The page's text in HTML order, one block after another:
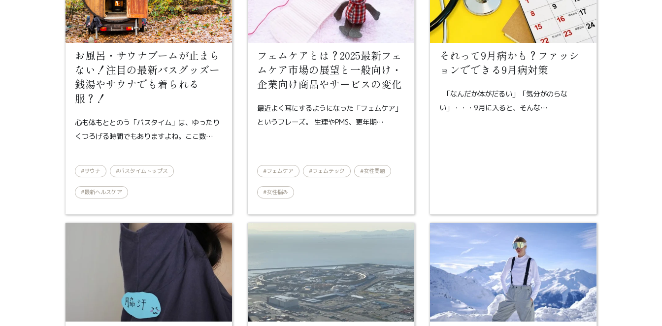
お風呂・サウナブームが止まら
ない！注目の最新バスグッズー
銭湯やサウナでも着られる
服？！
心も体もととのう「バスタイム」は、ゆったり
くつろげる時間でもありますよね。ここ数…
#サウナ #バスタイムトップス
#最新ヘルスケア
フェムケアとは？2025最新フェ
ムケア市場の展望と一般向け・
企業向け商品やサービスの変化
最近よく耳にするようになった「フェムケア」
というフレーズ。 生理やPMS、更年期…
#フェムケア #フェムテック #女性問題
#女性悩み
それって9月病かも？ファッシ
ョンでできる9月病対策
「なんだか体がだるい」「気分がのらな
い」・・・9月に入ると、そんな…